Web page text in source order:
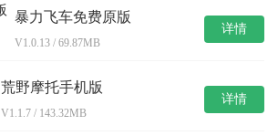
暴力飞车免费原版
V1.0.13 / 69.87MB
详情
荒野摩托手机版
V1.1.7 / 143.32MB
详情